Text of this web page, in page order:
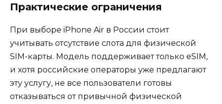
Практические ограничения
При выборе iPhone Air в России стоит
учитывать отсутствие слота для физической
SIM-карты. Модель поддерживает только eSIM,
и хотя российские операторы уже предлагают
эту услугу, не все пользователи готовы
отказываться от привычной физической